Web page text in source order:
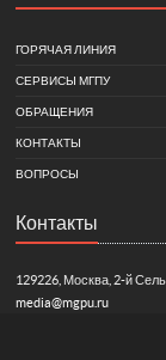
ГОРЯЧАЯ ЛИНИЯ
СЕРВИСЫ МГПУ
ОБРАЩЕНИЯ
КОНТАКТЫ
ВОПРОСЫ
Контакты
129226, Москва, 2-й
media@mgpu.ru